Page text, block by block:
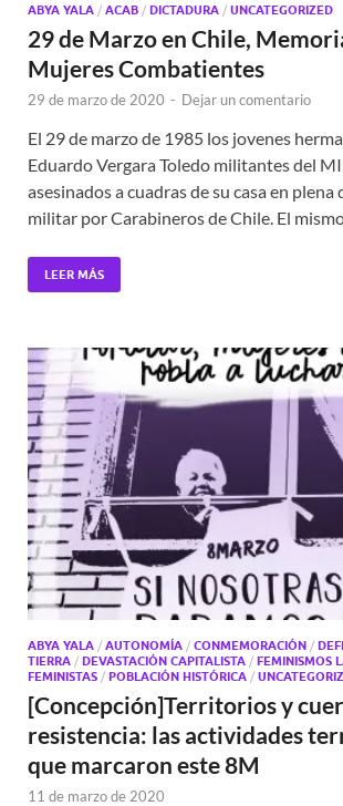
ABYA YALA / ACAB / DICTADURA / UNCATEGORIZED
29 de Marzo en Chile,
Mujeres Combatientes
29 de marzo de 2020 - Dejar un comentario
El 29 de marzo de 1985 los jovenes
Eduardo Vergara Toledo militantes del
asesinados a cuadras de su casa en
militar por Carabineros de Chile. El
LEER MÁS
ABYA YALA / AUTONOMÍA / CONMEMORACIÓN /
TIERRA / DEVASTACIÓN CAPITALISTA / FEMINISMOS
FEMINISTAS / POBLACIÓN HISTÓRICA /
[Concepción]Territorios y
resistencia: las actividades
que marcaron este 8M
11 de marzo de 2020